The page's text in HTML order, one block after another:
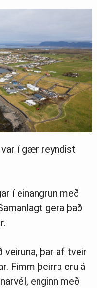
í gær reyndist
í einangrun með
gera það
veiruna, þar af tveir
Fimm þeirra eru á
enginn með